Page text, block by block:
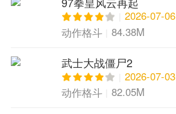
2026-07-06
动作格斗
84.38M
武士大战僵尸2
2026-07-03
动作格斗
82.05M